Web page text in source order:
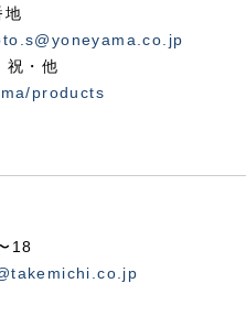
地
・他
products
18